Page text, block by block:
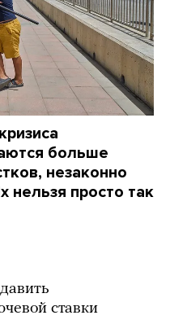
больше
незаконно
нельзя просто так
ставки